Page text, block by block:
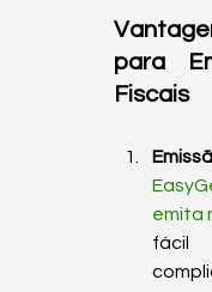
para
Fiscais
emita